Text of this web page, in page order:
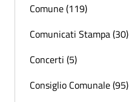
Comune (119)
Comunicati Stampa (30)
Concerti (5)
Consiglio Comunale (95)